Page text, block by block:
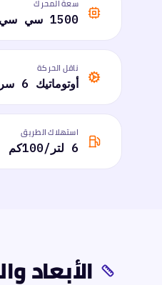
سعة المحرك
1500 سي سي
ناقل الحركة
أوتوماتيك 6 سرعات
استهلاك الطريق
6 لتر/100كم
الأبعاد